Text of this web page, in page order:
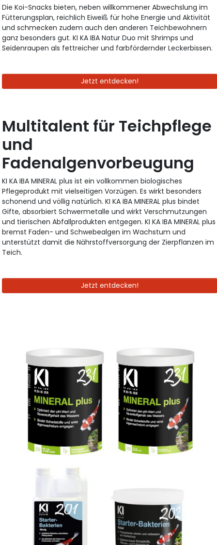
Die Koi-Snacks bieten, neben willkommener Abwechslung im
Fütterungsplan, reichlich Eiweiß für hohe Energie und Aktivität
und schmecken zudem auch den anderen Teichbewohnern
ganz besonders gut. KI KA IBA Natur Duo mit Shrimps und
Seidenraupen als fettreicher und farbfördernder Leckerbissen.
Jetzt entdecken!
Multitalent für Teichpflege
und
Fadenalgenvorbeugung
KI KA IBA MINERAL plus ist ein vollkommen biologisches
Pflegeprodukt mit vielseitigen Vorzügen. Es wirkt besonders
schonend und völlig natürlich. KI KA IBA MINERAL plus bindet
Gifte, absorbiert Schwermetalle und wirkt Verschmutzungen
und tierischen Abfallprodukten entgegen. KI KA IBA MINERAL plus
bremst Faden- und Schwebealgen im Wachstum und
unterstützt damit die Nährstoffversorgung der Zierpflanzen im
Teich.
Jetzt entdecken!